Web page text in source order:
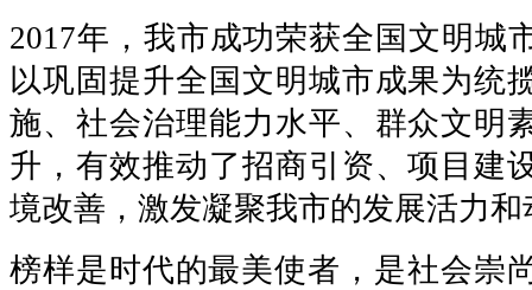
2017年，我市成功荣获全国文明城
以巩固提升全国文明城市成果为统
施、社会治理能力水平、群众文明
升，有效推动了招商引资、项目建
境改善，激发凝聚我市的发展活力和
榜样是时代的最美使者，是社会崇